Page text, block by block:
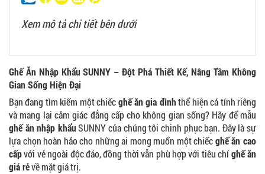
Xem mô tả chi tiết bên dưới
Ghế Ăn Nhập Khẩu SUNNY – Đột Phá Thiết Kế, Nâng Tầm Không
Gian Sống Hiện Đại
Bạn đang tìm kiếm một chiếcghế ăn gia đìnhthể hiện cá tính riêng
và mang lại cảm giác đẳng cấp cho không gian sống? Hãy để mẫu
ghế ăn nhập khẩuSUNNY của chúng tôi chinh phục bạn. Đây là sự
lựa chọn hoàn hảo cho những ai mong muốn một chiếcghế ăn cao
cấpvới vẻ ngoài độc đáo, đồng thời vẫn phù hợp với tiêu chíghế ăn
giá rẻvề mặt giá trị.